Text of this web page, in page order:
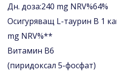
Дн. доза:240 mg NRV%64%
Осигуряващ L-таурин В 1
mg NRV%**
Витамин В6
(пиридоксал 5-фосфат)